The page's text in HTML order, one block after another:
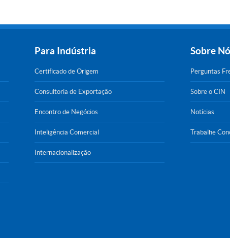
Para Indústria
Certificado de Origem
Consultoria de Exportação
Encontro de Negócios
Inteligência Comercial
Internacionalização
Sobre
Perguntas
Sobre o CIN
Notícias
Trabalhe